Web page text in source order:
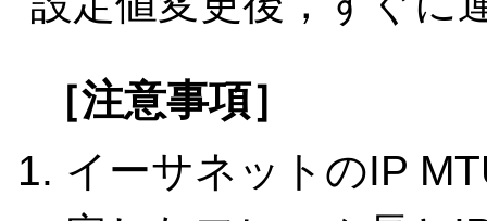
［注意事項］
イーサネットのIP